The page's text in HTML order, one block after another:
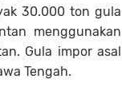
30.000 ton gula
menggunakan
Gula impor asal
Tengah.